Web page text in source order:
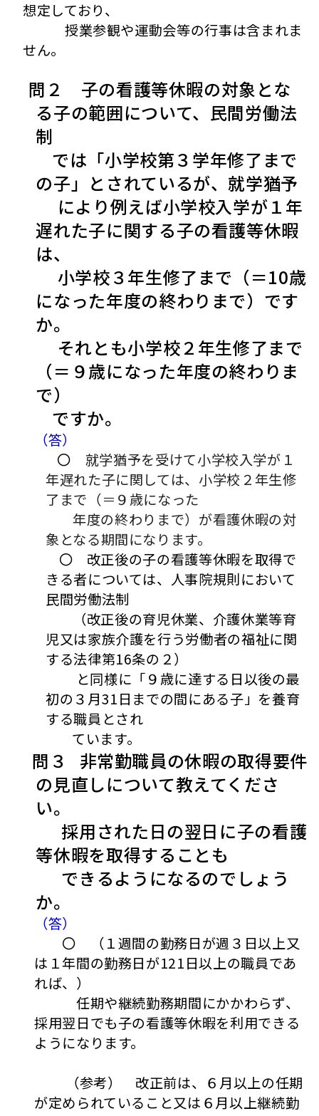
想定しており、
授業参観や運動会等の行事は含まれま
せん。
２ 子の看護等休暇の対象とな
る子の範囲について、民間労働法
制
では「小学校第３学年修了まで
の子」とされているが、就学猶予
により例えば小学校入学が１年
遅れた子に関する子の看護等休暇
は、
小学校３年生修了まで（＝10歳
になった年度の終わりまで）です
か。
それとも小学校２年生修了まで
（＝９歳になった年度の終わりま
で）
ですか。
（答）
〇 就学猶予を受けて小学校入学が１
年遅れた子に関しては、 小学校２年生修
了まで（＝９歳になった
年度の終わりまで）が看護休暇の対
象となる期間になります。
〇 改正後の子の看護等休暇を取得で
きる者については、人事院規則において
民間労働法制
（改正後の育児休業、介護休業等育
児又は家族介護を行う労働者の福祉に関
する法律第16条の２）
と同様に「９歳に達する日以後の最
初の３月31日までの間にある子」を養育
する職員とされ
ています。
３ 非常勤職員の休暇の取得要件
の見直しについて教えてくださ
い。
採用された日の翌日に子の看護
等休暇を取得することも
できるようになるのでしょう
か。
（答）
〇 （１週間の勤務日が週３日以上又
は１年間の勤務日が121日以上の職員であ
れば、）
任期や継続勤務期間にかかわらず、
採用翌日でも子の看護等休暇を利用できる
ようになります。
（参考） 改正前は、６月以上の任期
が定められていること又は６月以上継続勤